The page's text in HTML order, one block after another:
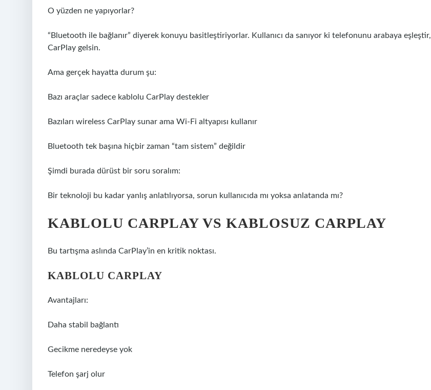
O yüzden ne yapıyorlar?
“Bluetooth ile bağlanır” diyerek konuyu basitleştiriyorlar. Kullanıcı da sanıyor ki telefonunu arabaya eşleştir,
CarPlay gelsin.
Ama gerçek hayatta durum şu:
Bazı araçlar sadece kablolu CarPlay destekler
Bazıları wireless CarPlay sunar ama Wi-Fi altyapısı kullanır
Bluetooth tek başına hiçbir zaman “tam sistem” değildir
Şimdi burada dürüst bir soru soralım:
Bir teknoloji bu kadar yanlış anlatılıyorsa, sorun kullanıcıda mı yoksa anlatanda mı?
KABLOLU CARPLAY VS KABLOSUZ CARPLAY
Bu tartışma aslında CarPlay’in en kritik noktası.
KABLOLU CARPLAY
Avantajları:
Daha stabil bağlantı
Gecikme neredeyse yok
Telefon şarj olur